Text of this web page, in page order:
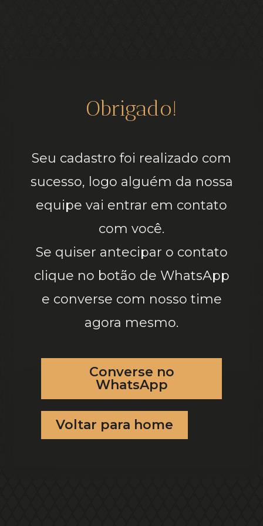
Obrigado!
Seu cadastro foi realizado com
sucesso, logo alguém da nossa
equipe vai entrar em contato
com você.
Se quiser antecipar o contato
clique no botão de WhatsApp
e converse com nosso time
agora mesmo.
Converse no
WhatsApp
Voltar para home